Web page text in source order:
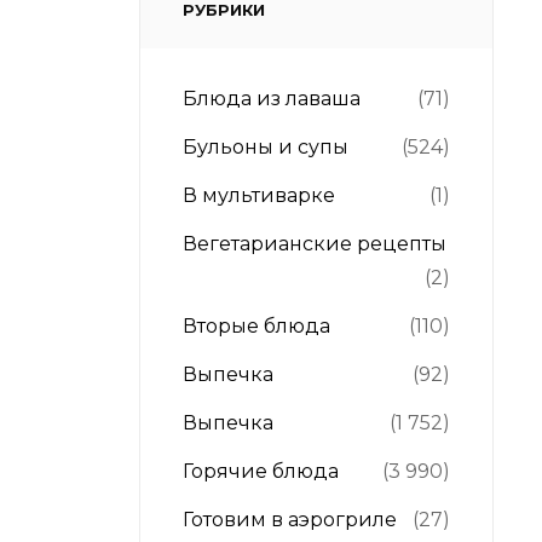
РУБРИКИ
Блюда из лаваша (71)
Бульоны и супы (524)
В мультиварке (1)
Вегетарианские рецепты
(2)
Вторые блюда (110)
Выпечка (92)
Выпечка (1 752)
Горячие блюда (3 990)
Готовим в аэрогриле (27)